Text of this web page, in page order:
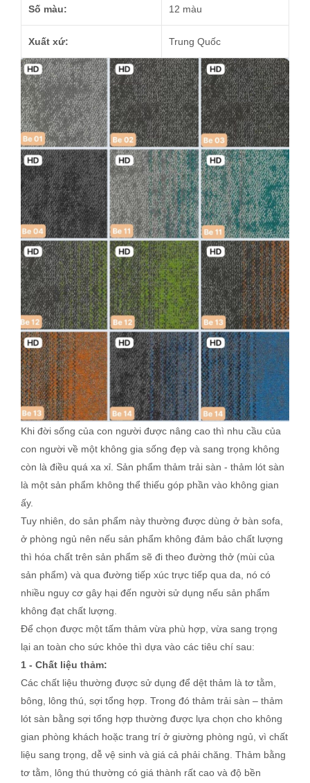
Số màu: 12 màu
Xuất xứ: Trung Quốc
Khi đời sống của con người được nâng cao thì nhu cầu của
con người về một không gia sống đẹp và sang trọng không
còn là điều quá xa xỉ. Sản phẩm thảm trải sàn - thảm lót sàn
là một sản phẩm không thể thiếu góp phần vào không gian
ấy.
Tuy nhiên, do sản phẩm này thường được dùng ở bàn sofa,
ở phòng ngủ nên nếu sản phẩm không đảm bảo chất lượng
thì hóa chất trên sản phẩm sẽ đi theo đường thở (mùi của
sản phẩm) và qua đường tiếp xúc trực tiếp qua da, nó có
nhiều nguy cơ gây hại đến người sử dụng nếu sản phẩm
không đạt chất lượng.
Để chọn được một tấm thảm vừa phù hợp, vừa sang trọng
lại an toàn cho sức khỏe thì dựa vào các tiêu chí sau:
1 - Chất liệu thảm:
Các chất liệu thường được sử dụng để dệt thảm là tơ tằm,
bông, lông thú, sợi tổng hợp. Trong đó thảm trải sàn – thảm
lót sàn bằng sợi tổng hợp thường được lựa chọn cho không
gian phòng khách hoặc trang trí ở giường phòng ngủ, vì chất
liệu sang trọng, dễ vệ sinh và giá cả phải chăng. Thảm bằng
tơ tằm, lông thú thường có giá thành rất cao và độ bền